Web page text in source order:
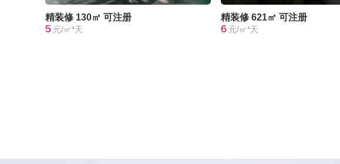
精装修 130㎡ 可注册
5 元/㎡*天
精装修 621㎡ 可注册
6 元/㎡*天